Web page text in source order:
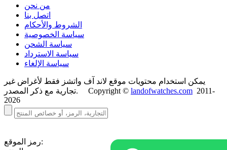
من نحن
اتصل بنا
الشروط والأحكام
سياسة الخصوصية
سياسة الشحن
سياسة الاسترداد
سياسة الإلغاء
يمكن استخدام محتويات موقع لاند آف واتشز فقط لأغراض غير
تجارية مع ذكر المصدر. Copyright © landofwatches.com 2011-
2026
رمز الموقع: